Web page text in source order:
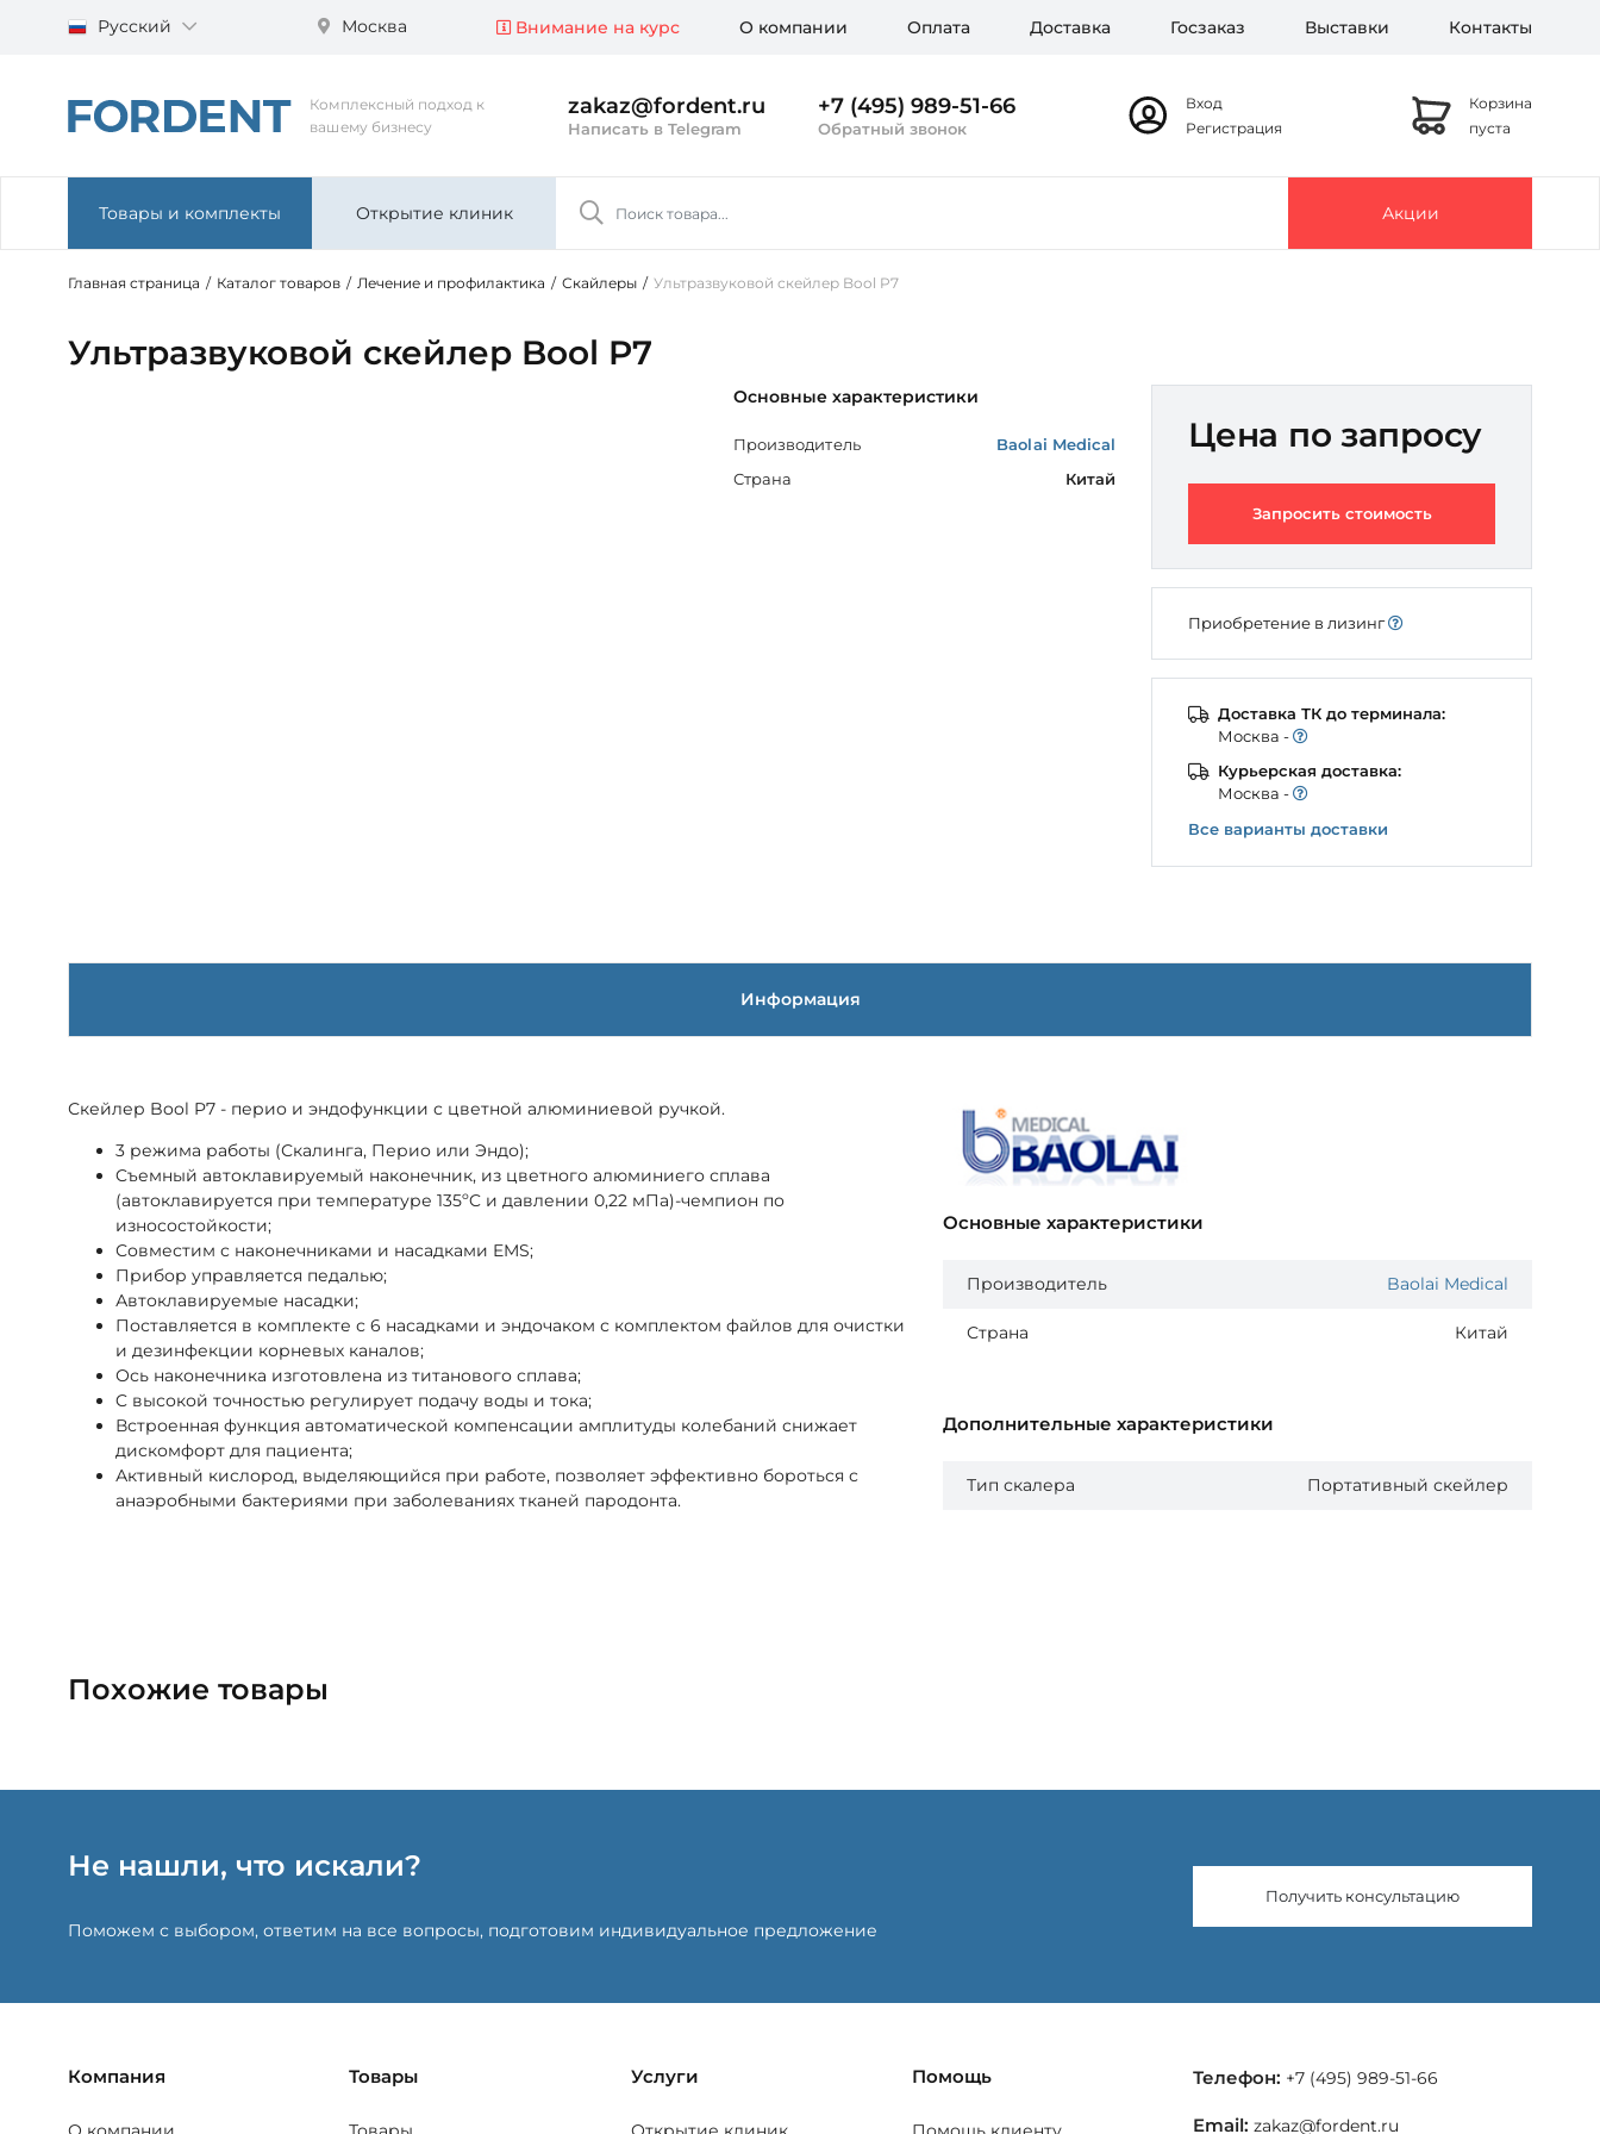
Русский Москва Внимание на курс О компании Оплата Доставка Госзаказ Выставки Контакты
Комплексный подход к
вашему бизнесу
zakaz@fordent.ru
Написать в Telegram
+7 (495) 989-51-66
Обратный звонок
Вход
Регистрация
Корзина
пуста
Товары и комплекты Открытие клиник Акции
Главная страница / Каталог товаров / Лечение и профилактика / Скайлеры / Ультразвуковой скейлер Bool P7
Ультразвуковой скейлер Bool P7
Основные характеристики
Производитель
Baolai Medical
Страна
Китай
Цена по запросу
Запросить стоимость
Приобретение в лизинг
Доставка ТК до терминала:
Моcква -
Курьерская доставка:
Моcква -
Все варианты доставки
Информация
Скейлер Bool P7 - перио и эндофункции с цветной алюминиевой ручкой.
3 режима работы (Скалинга, Перио или Эндо);
Cъемный автоклавируемый наконечник, из цветного алюминиего сплава
(автоклавируется при температуре 135ºC и давлении 0,22 мПа)-чемпион по
износостойкости;
Совместим с наконечниками и насадками EMS;
Прибор управляется педалью;
Автоклавируемые насадки;
Поставляется в комплекте с 6 насадками и эндочаком с комплектом файлов для очистки
и дезинфекции корневых каналов;
Ось наконечника изготовлена из титанового сплава;
C высокой точностью регулирует подачу воды и тока;
Встроенная функция автоматической компенсации амплитуды колебаний снижает
дискомфорт для пациента;
Активный кислород, выделяющийся при работе, позволяет эффективно бороться с
анаэробными бактериями при заболеваниях тканей пародонта.
Основные характеристики
Производитель Baolai Medical
Страна Китай
Дополнительные характеристики
Тип скалера Портативный скейлер
Похожие товары
Не нашли, что искали?
Поможем с выбором, ответим на все вопросы, подготовим индивидуальное предложение
Получить консультацию
Компания Товары Услуги Помощь Телефон: +7 (495) 989-51-66
Email: zakaz@fordent.ru